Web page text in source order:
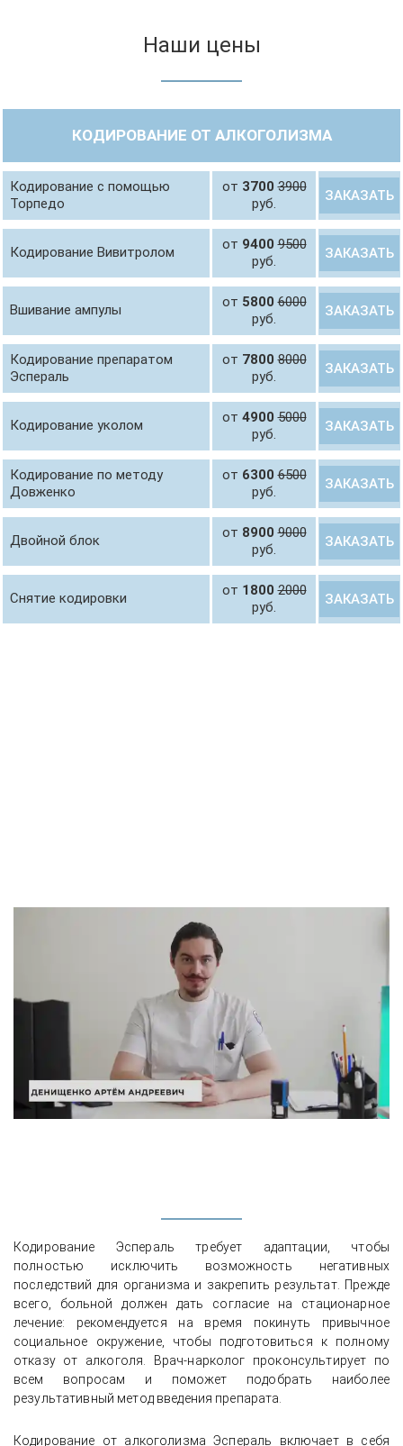
Наши цены
КОДИРОВАНИЕ ОТ АЛКОГОЛИЗМА
Кодирование с помощью
Торпедо
от 37003900
руб.
ЗАКАЗАТЬ
Кодирование Вивитролом от 94009500
руб.
ЗАКАЗАТЬ
Вшивание ампулы от 58006000
руб.
ЗАКАЗАТЬ
Кодирование препаратом
Эспераль
от 78008000
руб.
ЗАКАЗАТЬ
Кодирование уколом от 49005000
руб.
ЗАКАЗАТЬ
Кодирование по методу
Довженко
от 63006500
руб.
ЗАКАЗАТЬ
Двойной блок от 89009000
руб.
ЗАКАЗАТЬ
Снятие кодировки от 18002000
руб.
ЗАКАЗАТЬ
Кодирование Эспераль требует адаптации, чтобы
полностью исключить возможность негативных
последствий для организма и закрепить результат. Прежде
всего, больной должен дать согласие на стационарное
лечение: рекомендуется на время покинуть привычное
социальное окружение, чтобы подготовиться к полному
отказу от алкоголя. Врач-нарколог проконсультирует по
всем вопросам и поможет подобрать наиболее
результативный метод введения препарата.
Кодирование от алкоголизма Эспераль включает в себя